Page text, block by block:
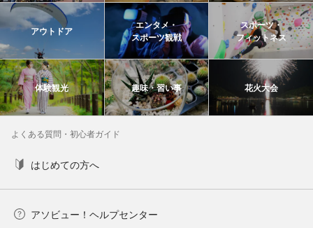
アウトドア
エンタメ・
スポーツ観戦
スポーツ・
フィットネス
体験観光 趣味・習い事 花火大会
よくある質問・初心者ガイド
はじめての方へ
アソビュー！ヘルプセンター